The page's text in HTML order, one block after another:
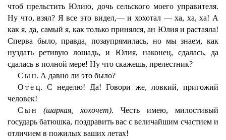
чтоб прельстить Юлию, дочь сельского моего управителя.
Ну что, взял? Я все это видел,— и хохотал — ха, ха, ха! А
как я, да, самый я, как только принялся, ан Юлия и растаяла!
Сперва было, правда, позаупрямилась, но мы знаем, как
нуздать ретивую лошадь, и Юлия, наконец, сдалась, да
сдалась в полной мере! Ну что скажешь, прелестник?
Сын. А давно ли это было?
Отец. С неделю! Да! Говори же, ловкий, пригожий
человек!
Сын
(шаркая, хохочет). Честь имею, милостивый
государь батюшка, поздравить вас с величайшим счастием и
отличием в пожилых ваших летах!